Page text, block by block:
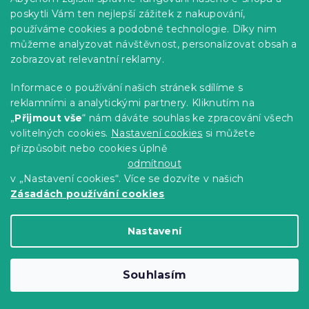
poskytli Vám ten nejlepší zážitek z nakupování,
používáme cookies a podobné technologie. Díky nim
můžeme analyzovat návštěvnost, personalizovat obsah a
zobrazovat relevantní reklamy.
Informace o používání našich stránek sdílíme s
reklamními a analytickými partnery. Kliknutím na
„Přijmout vše“ nám dáváte souhlas ke zpracování všech
volitelných cookies. Nastavení cookies si můžete
přizpůsobit nebo cookies úplně
odmítnout
v „Nastavení cookies“. Více se dozvíte v našich
Zásadách používání cookies
Nastavení
Souhlasím
374 Kč Do Košíku
-10 % s kódem:
Dětské bavlněné povlečení MAGIC
UNICORN bílé, 100% bavlna
Skladem(>10 ks)